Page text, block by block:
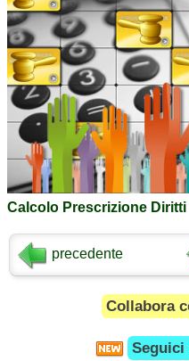
Calcolo Prescrizione Diritti
precedente
Collabora
Seguici